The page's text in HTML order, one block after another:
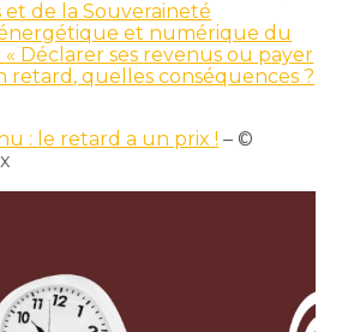
et de la Souveraineté
et numérique du
« Déclarer ses revenus ou payer
retard, quelles conséquences ?
: le retard a un prix ! – ©